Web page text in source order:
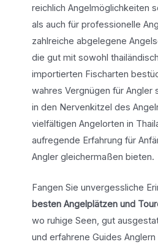
reichlich Angelmöglichkeiten
als auch für professionelle
zahlreiche abgelegene
die gut mit sowohl
importierten Fischarten
wahres Vergnügen für Angler
in den Nervenkitzel des
vielfältigen Angelorten in
aufregende Erfahrung für
Angler gleichermaßen bieten.
Fangen Sie unvergessliche
besten Angelplätzen und
wo ruhige Seen, gut
und erfahrene Guides Anglern